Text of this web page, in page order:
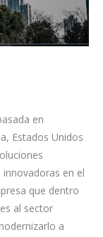
en
Estados Unidos
en el
que dentro
al sector
a